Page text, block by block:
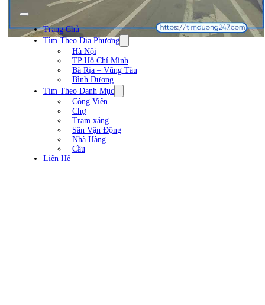
Trang Chủ
Tìm Theo Địa Phương
Hà Nội
TP Hồ Chí Minh
Bà Rịa – Vũng Tàu
Bình Dương
Tìm Theo Danh Mục
Công Viên
Chợ
Trạm xăng
Sân Vận Động
Nhà Hàng
Cầu
Liên Hệ